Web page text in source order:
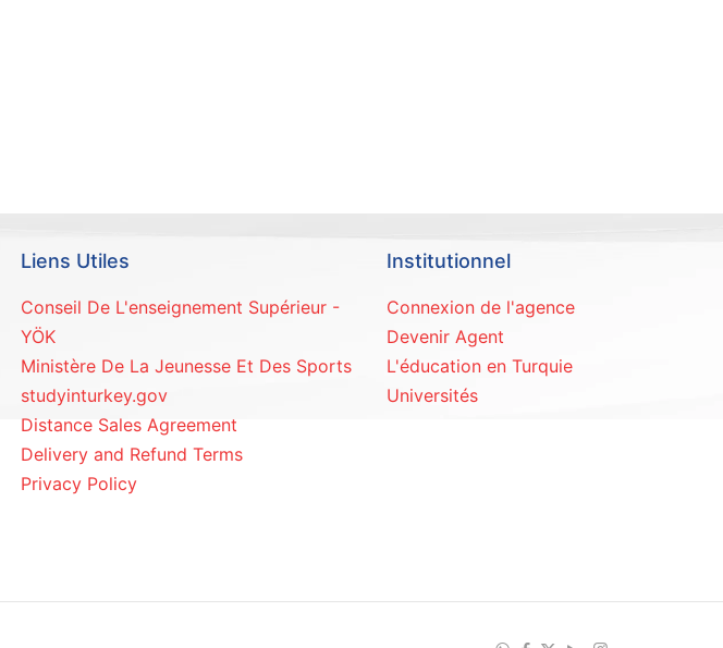
Liens Utiles
Conseil De L'enseignement Supérieur -
YÖK
Ministère De La Jeunesse Et Des Sports
studyinturkey.gov
Distance Sales Agreement
Delivery and Refund Terms
Privacy Policy
Institutionnel
Connexion de l'agence
Devenir Agent
L'éducation en Turquie
Universités